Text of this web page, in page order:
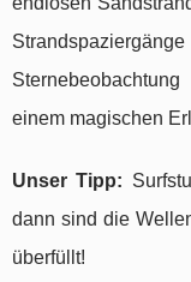
einem magischen
Unser Tipp:
dann sind die
überfüllt!